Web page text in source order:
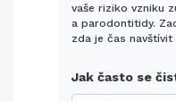
vaše riziko vzniku
a parodontitidy.
zda je čas navštívit
Jak často se